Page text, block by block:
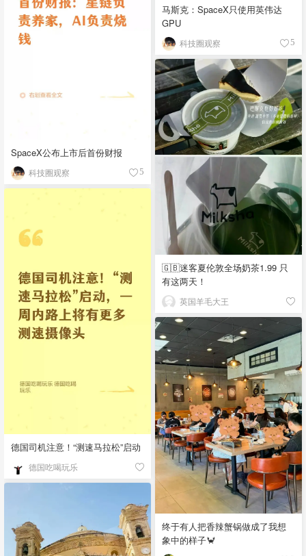
SpaceX公布上市后首份财报
科技圈观察 5
马斯克：SpaceX只使用英伟达
GPU
科技圈观察 5
🇬🇧迷客夏伦敦全场奶茶1.99 只
有这两天！
英国羊毛大王
德国司机注意！“测速马拉松”启动
德国吃喝玩乐
终于有人把香辣蟹锅做成了我想
象中的样子🦀